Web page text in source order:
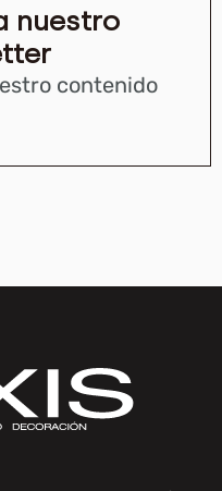
nuestro
contenido